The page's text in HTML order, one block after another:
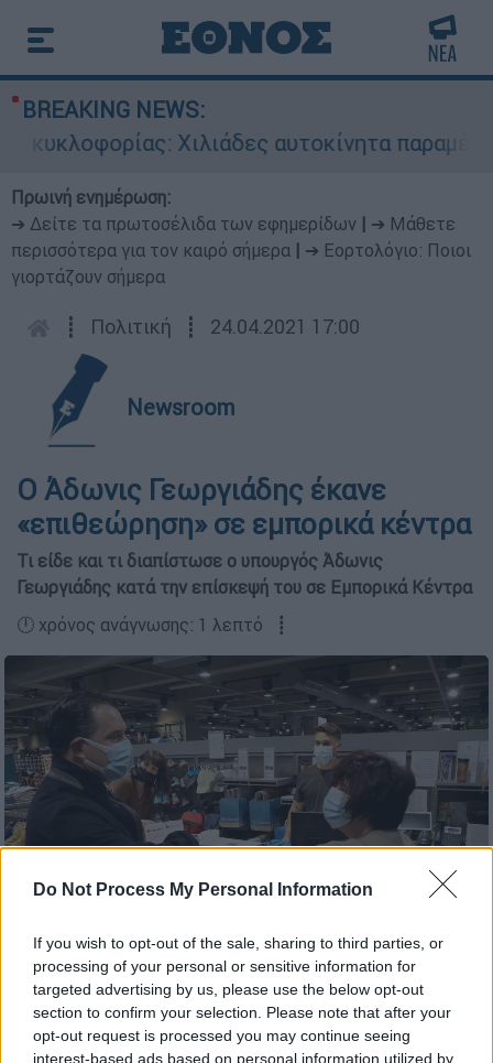
Do Not Process My Personal Information
If you wish to opt-out of the sale, sharing to third parties, or
processing of your personal or sensitive information for
targeted advertising by us, please use the below opt-out
section to confirm your selection. Please note that after your
opt-out request is processed you may continue seeing
interest-based ads based on personal information utilized by
BREAKING NEWS:
Χιλιάδες αυτοκίνητα
Πρωινή ενημέρωση:
➔ Δείτε τα πρωτοσέλιδα των εφημερίδων
➔ Μάθετε
περισσότερα για τον καιρό σήμερα
➔ Εορτολόγιο: Ποιοι
γιορτάζουν σήμερα
┋ Πολιτική ┋ 24.04.2021 17:00
Newsroom
Ο Άδωνις Γεωργιάδης έκανε
«επιθεώρηση» σε εμπορικά κέντρα
Τι είδε και τι διαπίστωσε ο υπουργός Άδωνις
Γεωργιάδης κατά την επίσκεψή του σε Εμπορικά Κέντρα
🕛 χρόνος ανάγνωσης: 1 λεπτό ┋
Ο Άδωνις Γεωργιάδης σε Εμπορικό Κέντρο (φωτ.
twitter.com/AdonisGeorgiadi)
Προσθέστε το ΕΘΝΟΣ στη Google